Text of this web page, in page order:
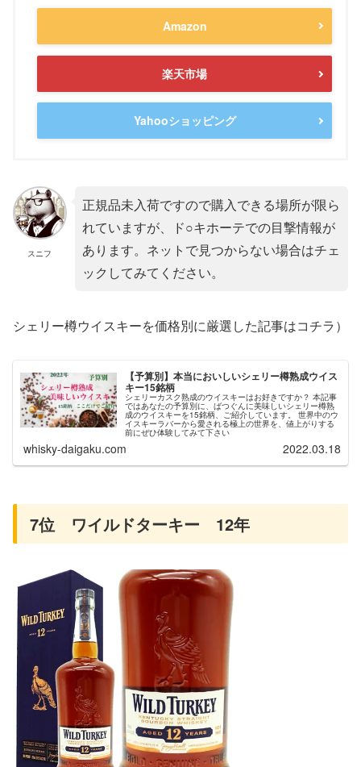
Amazon
楽天市場
Yahooショッピング
スニフ
正規品未入荷ですので購入できる場所が限ら
れていますが、ド○キホーテでの目撃情報が
あります。ネットで見つからない場合はチェ
ックしてみてください。
シェリー樽ウイスキーを価格別に厳選した記事はコチラ）
【予算別】本当においしいシェリー樽熟成ウイス
キー15銘柄
シェリーカスク熟成のウイスキーはお好きですか？ 本記事
ではあなたの予算別に、ばつぐんに美味しいシェリー樽熟
成のウイスキーを15銘柄、ご紹介しています。 世界中のウ
イスキーラバーから愛される極上の世界を、値上がりする
前にぜひ体験してみて下さい
whisky-daigaku.com 2022.03.18
7位 ワイルドターキー 12年